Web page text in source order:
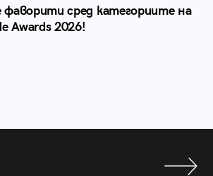
фаворити сред категориите на
Awards 2026!